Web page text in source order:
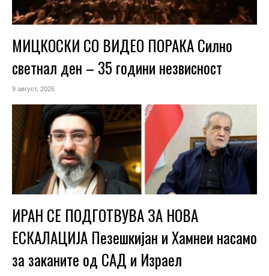
МИЦКОСКИ СО ВИДЕО ПОРАКА Силно
светнал ден – 35 години незвисност
9 август, 2026
ИРАН СЕ ПОДГОТВУВА ЗА НОВА
ЕСКАЛАЦИЈА Пезешкијан и Хамнеи насамо
за заканите од САД и Израел